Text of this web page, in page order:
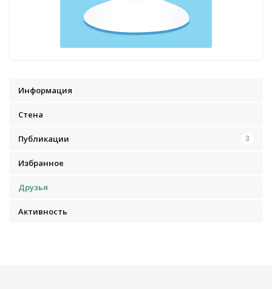
Информация
Стена
Публикации 3
Избранное
Друзья
Активность